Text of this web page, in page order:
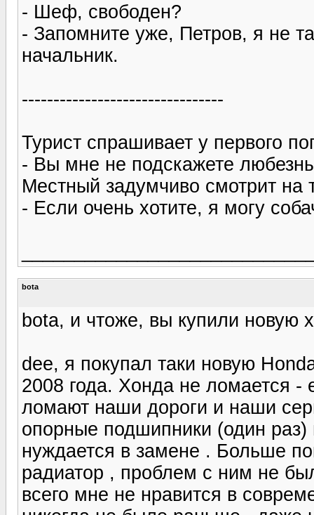
- Шеф, свободен?
- Запомните уже, Петров, я не
начальник.
--------------------------------
Турист спрашивает у первого
- Вы мне не подскажете
Местный задумчиво смотрит на
- Если очень хотите, я могу
bota
bota, и чтоже, вы купили новую
dee, я покупал таки новую
2008 года. Хонда не ломается
ломают наши дороги и наши
опорные подшипники (один
нуждается в замене . Больше
радиатор , проблем с ним не
всего мне не нравится в